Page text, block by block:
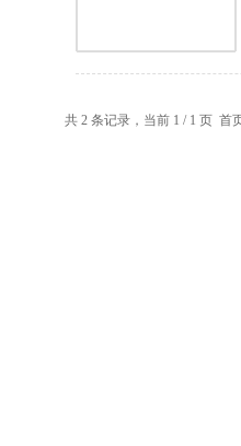
共 2 条记录，当前 1 / 1 页